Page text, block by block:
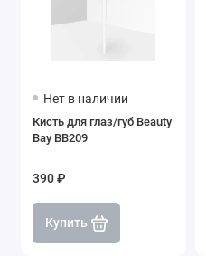
Нет в наличии
Кисть для глаз/губ Beauty
Bay BB209
390 ₽
Купить